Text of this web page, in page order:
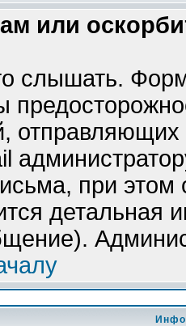
или
слышать.
при этом
детальная